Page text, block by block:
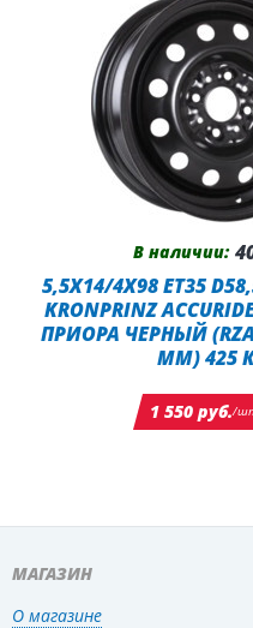
В наличии:
5,5X14/4X98 ET35
KRONPRINZ
ПРИОРА ЧЕРНЫЙ
ММ) 425
1 550 руб./
МАГАЗИН
О магазине